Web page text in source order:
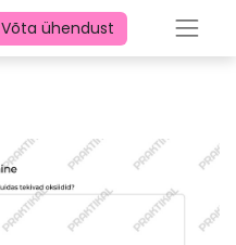
Võta ühendust